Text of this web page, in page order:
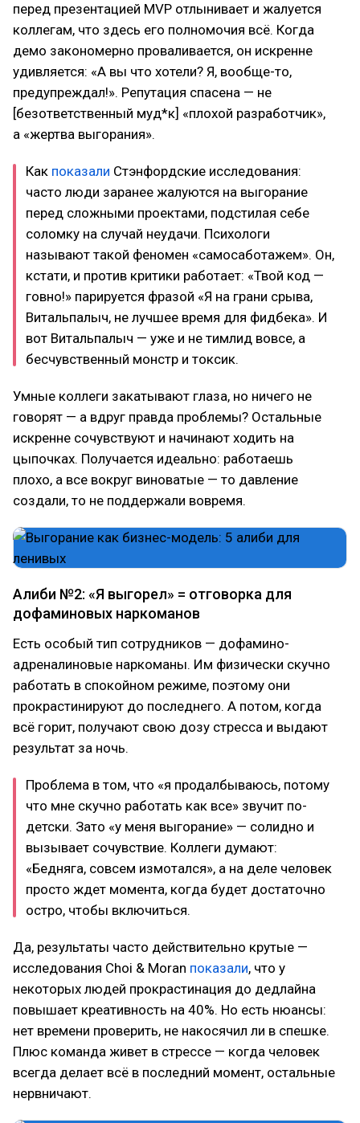
перед презентацией MVP отлынивает и жалуется
коллегам, что здесь его полномочия всё. Когда
демо закономерно проваливается, он искренне
удивляется: «А вы что хотели? Я, вообще-то,
предупреждал!». Репутация спасена — не
[безответственный муд*к] «плохой разработчик»,
а «жертва выгорания».
Как показали Стэнфордские исследования:
часто люди заранее жалуются на выгорание
перед сложными проектами, подстилая себе
соломку на случай неудачи. Психологи
называют такой феномен «самосаботажем». Он,
кстати, и против критики работает: «Твой код —
говно!» парируется фразой «Я на грани срыва,
Витальпалыч, не лучшее время для фидбека». И
вот Витальпалыч — уже и не тимлид вовсе, а
бесчувственный монстр и токсик.
Умные коллеги закатывают глаза, но ничего не
говорят — а вдруг правда проблемы? Остальные
искренне сочувствуют и начинают ходить на
цыпочках. Получается идеально: работаешь
плохо, а все вокруг виноватые — то давление
создали, то не поддержали вовремя.
Алиби №2: «Я выгорел» = отговорка для
дофаминовых наркоманов
Есть особый тип сотрудников — дофамино-
адреналиновые наркоманы. Им физически скучно
работать в спокойном режиме, поэтому они
прокрастинируют до последнего. А потом, когда
всё горит, получают свою дозу стресса и выдают
результат за ночь.
Проблема в том, что «я продалбываюсь, потому
что мне скучно работать как все» звучит по-
детски. Зато «у меня выгорание» — солидно и
вызывает сочувствие. Коллеги думают:
«Бедняга, совсем измотался», а на деле человек
просто ждет момента, когда будет достаточно
остро, чтобы включиться.
Да, результаты часто действительно крутые —
исследования Choi & Moran показали, что у
некоторых людей прокрастинация до дедлайна
повышает креативность на 40%. Но есть нюансы:
нет времени проверить, не накосячил ли в спешке.
Плюс команда живет в стрессе — когда человек
всегда делает всё в последний момент, остальные
нервничают.